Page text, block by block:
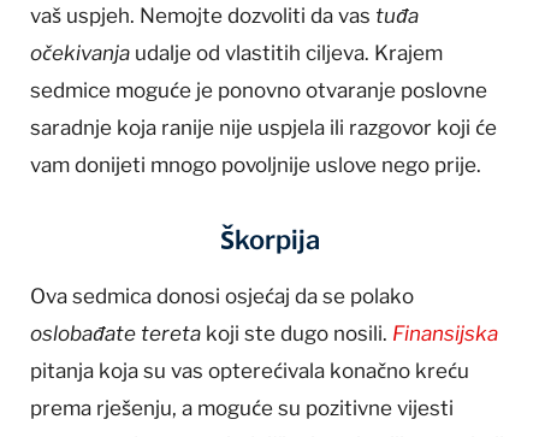
vaš uspjeh. Nemojte dozvoliti da vas tuđa
očekivanja udalje od vlastitih ciljeva. Krajem
sedmice moguće je ponovno otvaranje poslovne
saradnje koja ranije nije uspjela ili razgovor koji će
vam donijeti mnogo povoljnije uslove nego prije.
Škorpija
Ova sedmica donosi osjećaj da se polako
oslobađate tereta koji ste dugo nosili. Finansijska
pitanja koja su vas opterećivala konačno kreću
prema rješenju, a moguće su pozitivne vijesti